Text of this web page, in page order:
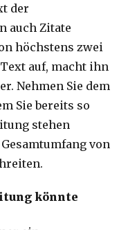
der
auch Zitate
höchstens zwei
auf, macht ihn
Nehmen Sie dem
Sie bereits so
stehen
von
könnte